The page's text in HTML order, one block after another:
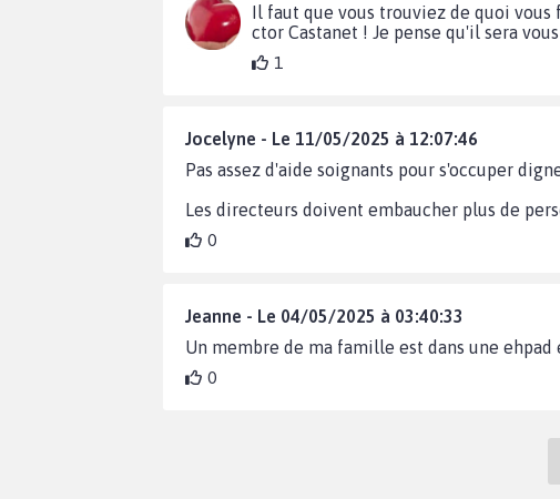
Il faut que vous trouviez de quoi vous
ctor Castanet ! Je pense qu'il sera
1
Jocelyne - Le 11/05/2025 à 12:07:46
Pas assez d'aide soignants pour s'occuper
Les directeurs doivent embaucher plus de
0
Jeanne - Le 04/05/2025 à 03:40:33
Un membre de ma famille est dans une
0